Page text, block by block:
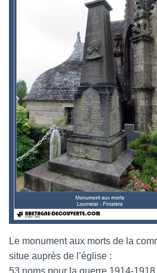
Le monument aux morts de la
situe auprès de l’église :
53 noms pour la guerre 1914-1918